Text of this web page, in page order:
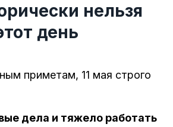
нельзя
день
приметам, 11 мая строго
дела и тяжело работать